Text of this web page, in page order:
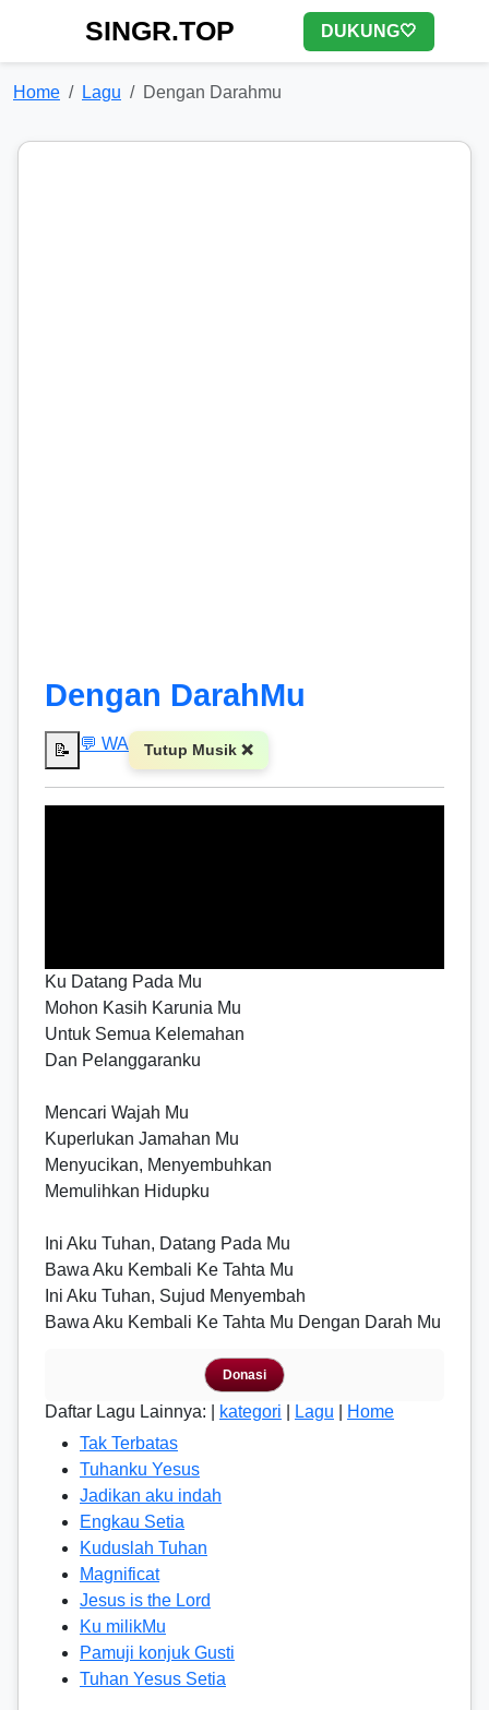
SINGR.TOP DUKUNG🤍
Home Lagu Dengan Darahmu
Dengan DarahMu
📝 💬 WA Tutup Musik ❌
Ku Datang Pada Mu
Mohon Kasih Karunia Mu
Untuk Semua Kelemahan
Dan Pelanggaranku
Mencari Wajah Mu
Kuperlukan Jamahan Mu
Menyucikan, Menyembuhkan
Memulihkan Hidupku
Ini Aku Tuhan, Datang Pada Mu
Bawa Aku Kembali Ke Tahta Mu
Ini Aku Tuhan, Sujud Menyembah
Bawa Aku Kembali Ke Tahta Mu Dengan Darah Mu
Donasi
Daftar Lagu Lainnya: | kategori Lagu
Home
Tak Terbatas
Tuhanku Yesus
Jadikan aku indah
Engkau Setia
Kuduslah Tuhan
Magnificat
Jesus is the Lord
Ku milikMu
Pamuji konjuk Gusti
Tuhan Yesus Setia